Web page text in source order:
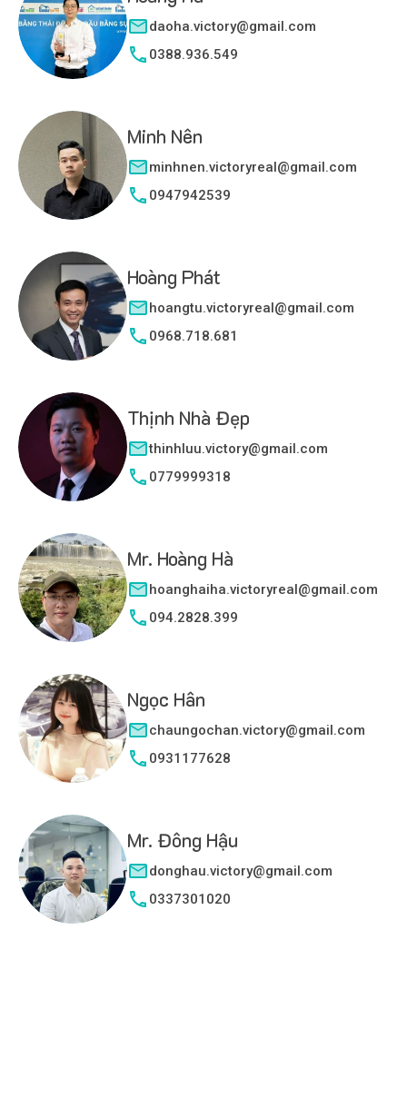
daoha.victory@gmail.com
0388.936.549
Minh Nên
minhnen.victoryreal@gmail.com
0947942539
Hoàng Phát
hoangtu.victoryreal@gmail.com
0968.718.681
Thịnh Nhà Đẹp
thinhluu.victory@gmail.com
0779999318
Mr. Hoàng Hà
hoanghaiha.victoryreal@gmail.com
094.2828.399
Ngọc Hân
chaungochan.victory@gmail.com
0931177628
Mr. Đông Hậu
donghau.victory@gmail.com
0337301020